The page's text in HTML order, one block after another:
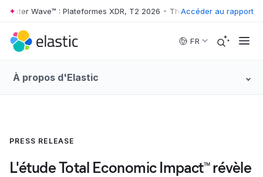
Skip to main content
Wave™ : Plateformes XDR, T2 2026 • The Forrester Wave™ :
Accéder au rapport
FR
À propos d'Elastic
PRESS RELEASE
L'étude Total Economic ImpactTMrévèle